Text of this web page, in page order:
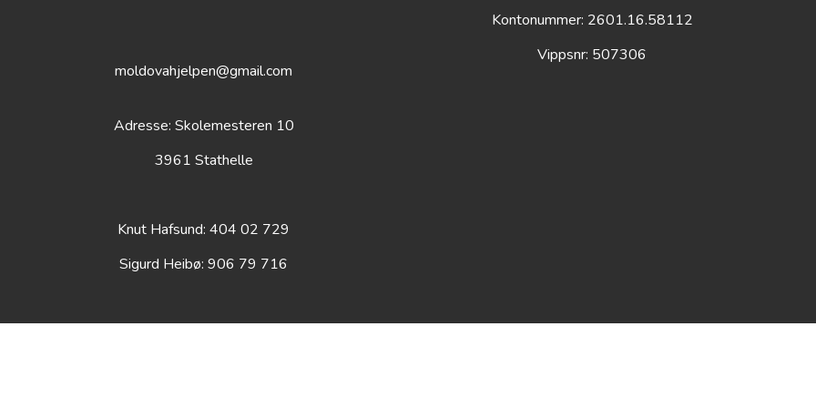
moldovahjelpen@gmail.com
Adresse: Skolemesteren 10
3961 Stathelle
Knut Hafsund: 404 02 729
Sigurd Heibø: 906 79 716
Kontonummer: 2601.16.58112
Vippsnr: 507306